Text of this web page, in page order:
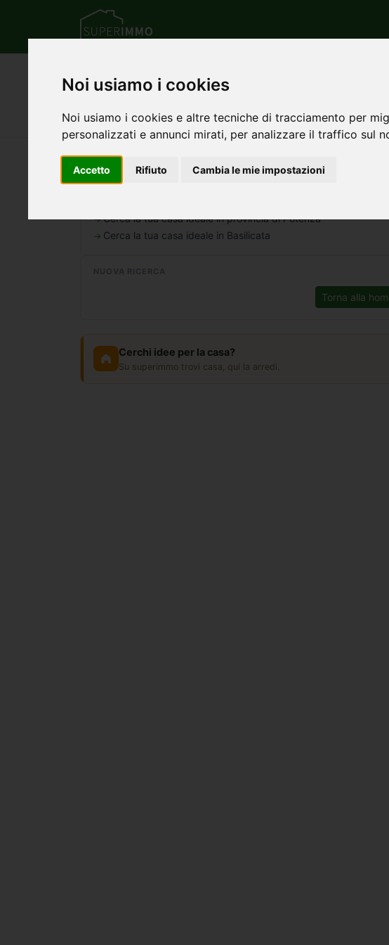
Noi usiamo i cookies
Noi usiamo i cookies e altre tecniche di tracciamento per
personalizzati e annunci mirati, per analizzare il traffico sul
Accetto Rifiuto Cambia le mie impostazioni
Case e immobili in vendita a
Nessun annuncio trovato per questa ricerca.
Cerca la tua casa ideale in provincia di Potenza
Cerca la tua casa ideale in Basilicata
Torna alla
Cerchi idee per la casa?
Su superimmo trovi casa, qui la arredi.